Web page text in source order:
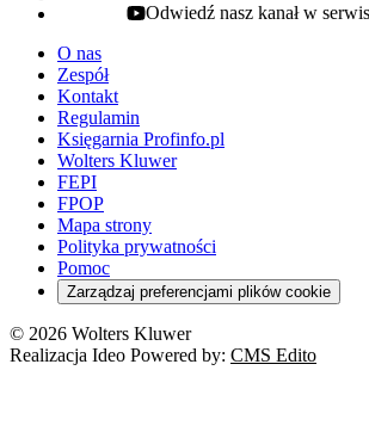
youtube - otwiera się w nowej karcie
Odwiedź nasz kanał w
O nas
Zespół
Kontakt
Regulamin
Księgarnia Profinfo.pl
Wolters Kluwer
FEPI
FPOP
Mapa strony
Polityka prywatności
Pomoc
Zarządzaj preferencjami plików cookie
© 2026 Wolters Kluwer
Realizacja Ideo Powered by: CMS Edito